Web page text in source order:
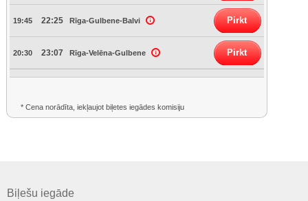
19:45 22:25 Rīga-Gulbene-Balvi Pirkt
20:30 23:07 Rīga-Velēna-Gulbene Pirkt
* Cena norādīta, iekļaujot biļetes iegādes komisiju
Biļešu iegāde